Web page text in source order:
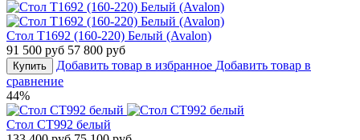
Стол Т1692 (160-220) Белый (Avalon)
91 500 руб 57 800 руб
Купить Добавить товар в избранное Добавить товар в
сравнение
44%
Стол СТ992 белый